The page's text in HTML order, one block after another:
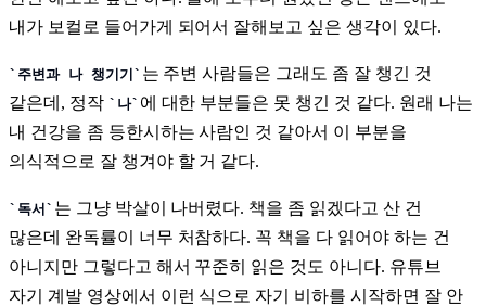
내가 보컬로 들어가게 되어서 잘해보고 싶은 생각이 있다.
주변과 나 챙기기
는 주변 사람들은 그래도 좀 잘 챙긴 것
같은데, 정작
나
에 대한 부분들은 못 챙긴 것 같다. 원래 나는
내 건강을 좀 등한시하는 사람인 것 같아서 이 부분을
의식적으로 잘 챙겨야 할 거 같다.
독서
는 그냥 박살이 나버렸다. 책을 좀 읽겠다고 산 건
많은데 완독률이 너무 처참하다. 꼭 책을 다 읽어야 하는 건
아니지만 그렇다고 해서 꾸준히 읽은 것도 아니다. 유튜브
자기 계발 영상에서 이런 식으로 자기 비하를 시작하면 잘 안